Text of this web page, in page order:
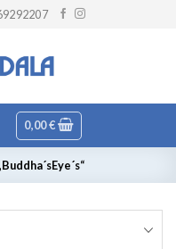
0,00€